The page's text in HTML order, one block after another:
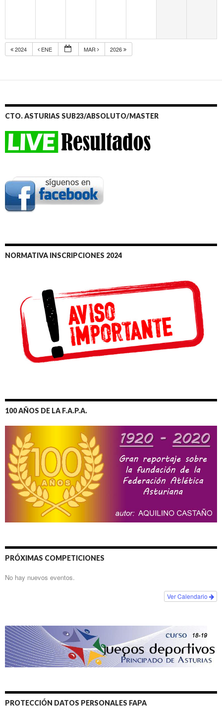
2024 ENE MAR 2026
CTO. ASTURIAS SUB23/ABSOLUTO/MASTER
NORMATIVA INSCRIPCIONES 2024
100 AÑOS DE LA F.A.P.A.
PRÓXIMAS COMPETICIONES
No hay nuevos eventos.
Ver Calendario
PROTECCIÓN DATOS PERSONALES FAPA